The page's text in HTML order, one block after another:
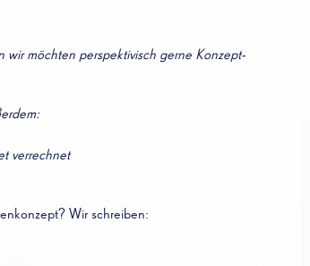
möchten perspektivisch gerne Konzept-
verrechnet
Wir schreiben: